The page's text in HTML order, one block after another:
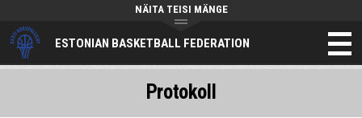
ESTONIAN BASKETBALL FEDERATION
NÄITA TEISI MÄNGE
Protokoll